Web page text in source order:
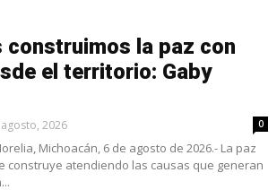
construimos la paz con
el territorio: Gaby
2026 0
Michoacán, 6 de agosto de 2026.- La paz
construye atendiendo las causas que generan